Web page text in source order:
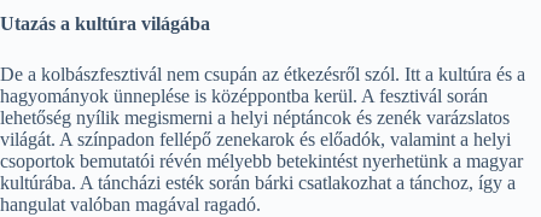
Utazás a kultúra világába
De a kolbászfesztivál nem csupán az étkezésről szól. Itt a kultúra és a
hagyományok ünneplése is középpontba kerül. A fesztivál során
lehetőség nyílik megismerni a helyi néptáncok és zenék varázslatos
világát. A színpadon fellépő zenekarok és előadók, valamint a helyi
csoportok bemutatói révén mélyebb betekintést nyerhetünk a magyar
kultúrába. A táncházi esték során bárki csatlakozhat a tánchoz, így a
hangulat valóban magával ragadó.